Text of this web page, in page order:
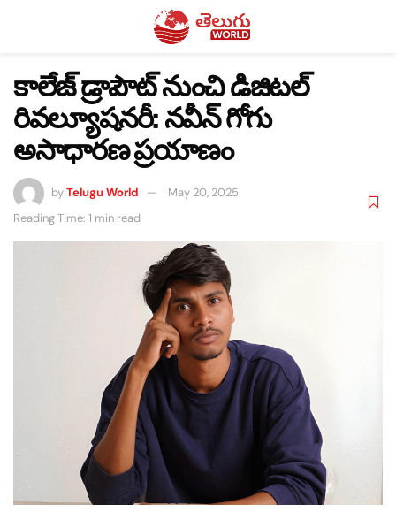
కాలేజ్ డ్రాపౌట్ నుంచి డిజిటల్
రివల్యూషనరీ: నవీన్ గోగు
అసాధారణ ప్రయాణం
byTelugu World
May 20, 2025
Reading Time: 1 min read